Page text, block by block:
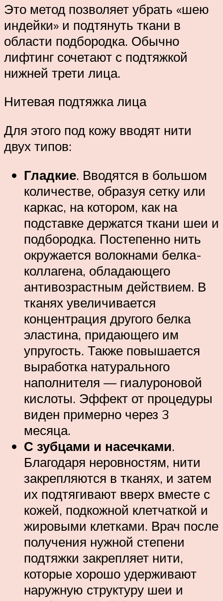
Это метод позволяет убрать «шею
индейки» и подтянуть ткани в
области подбородка. Обычно
лифтинг сочетают с подтяжкой
нижней трети лица.
Нитевая подтяжка лица
Для этого под кожу вводят нити
двух типов:
Гладкие. Вводятся в большом
количестве, образуя сетку или
каркас, на котором, как на
подставке держатся ткани шеи и
подбородка. Постепенно нить
окружается волокнами белка-
коллагена, обладающего
антивозрастным действием. В
тканях увеличивается
концентрация другого белка
эластина, придающего им
упругость. Также повышается
выработка натурального
наполнителя — гиалуроновой
кислоты. Эффект от процедуры
виден примерно через 3
месяца.
С зубцами и насечками.
Благодаря неровностям, нити
закрепляются в тканях, и затем
их подтягивают вверх вместе с
кожей, подкожной клетчаткой и
жировыми клетками. Врач после
получения нужной степени
подтяжки закрепляет нити,
которые хорошо удерживают
наружную структуру шеи и